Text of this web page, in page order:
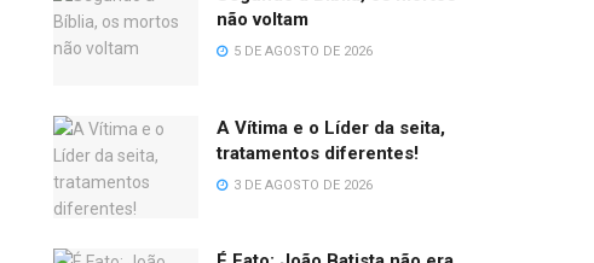
não voltam
5 DE AGOSTO DE 2026
A Vítima e o Líder da seita,
tratamentos diferentes!
3 DE AGOSTO DE 2026